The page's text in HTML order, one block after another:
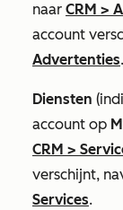
naar CRM >
account
Advertenties.
Diensten
account op
CRM >
verschijnt,
Services.